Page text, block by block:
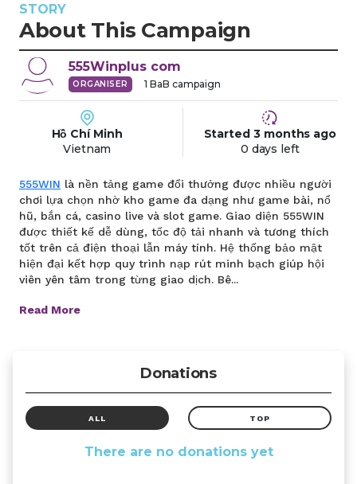
STORY
About This Campaign
555Winplus com
ORGANISER 1 BaB campaign
Hồ Chí Minh
Vietnam
Started 3 months ago
0 days left
555WIN là nền tảng game đổi thưởng được nhiều người
chơi lựa chọn nhờ kho game đa dạng như game bài, nổ
hũ, bắn cá, casino live và slot game. Giao diện 555WIN
được thiết kế dễ dùng, tốc độ tải nhanh và tương thích
tốt trên cả điện thoại lẫn máy tính. Hệ thống bảo mật
hiện đại kết hợp quy trình nạp rút minh bạch giúp hội
viên yên tâm trong từng giao dịch. Bê...
Read More
Donations
ALL TOP
There are no donations yet